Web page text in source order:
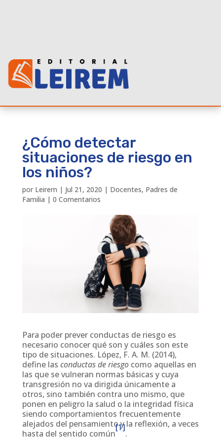
¿Cómo detectar
situaciones de riesgo en
los niños?
por Leirem | Jul 21, 2020 | Docentes, Padres de
Familia | 0 Comentarios
Para poder prever conductas de riesgo es
necesario conocer qué son y cuáles son este
tipo de situaciones. López, F. A. M. (2014),
define las conductas de riesgo como aquellas en
las que se vulneran normas básicas y cuya
transgresión no va dirigida únicamente a
otros, sino también contra uno mismo, que
ponen en peligro la salud o la integridad física
siendo comportamientos frecuentemente
alejados del pensamiento y la reflexión, a veces
hasta del sentido común
[1]
.